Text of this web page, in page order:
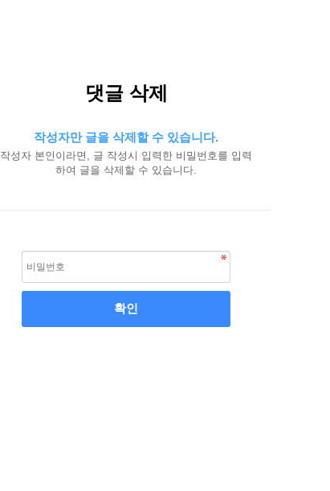
댓글 삭제
작성자만 글을 삭제할 수 있습니다.
작성자 본인이라면, 글 작성시 입력한 비밀번호를 입력
하여 글을 삭제할 수 있습니다.